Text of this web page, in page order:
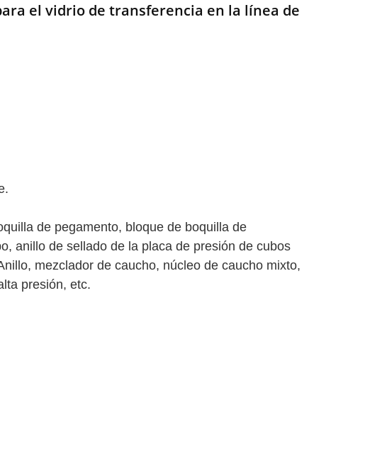
el vidrio de transferencia en la línea de
de pegamento, bloque de boquilla de
anillo de sellado de la placa de presión de cubos
mezclador de caucho, núcleo de caucho mixto,
presión, etc.